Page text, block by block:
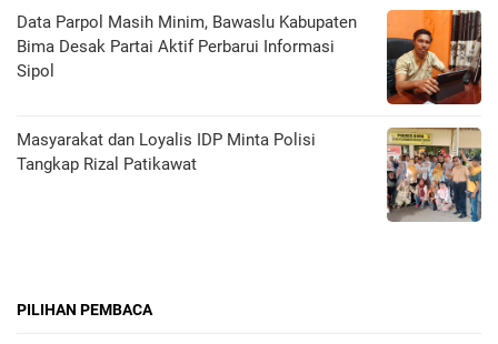
Data Parpol Masih Minim, Bawaslu Kabupaten
Bima Desak Partai Aktif Perbarui Informasi
Sipol
Masyarakat dan Loyalis IDP Minta Polisi
Tangkap Rizal Patikawat
PILIHAN PEMBACA